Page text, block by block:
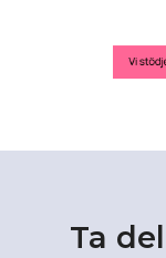
Ta